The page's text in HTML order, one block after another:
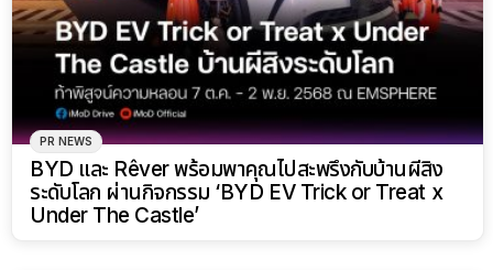
PR NEWS
BYD และ Rêver พร้อมพาคุณไปสะพรึงกับบ้านผีสิง
ระดับโลก ผ่านกิจกรรม ‘BYD EV Trick or Treat x
Under The Castle’